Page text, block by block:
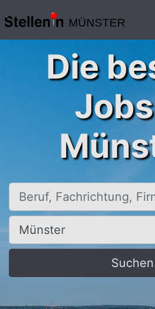
MÜNSTER
Die
Beruf, Fachrichtung, Firma
Ort, Stadt
Suchen